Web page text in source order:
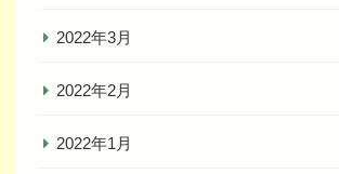
2022年3月
2022年2月
2022年1月